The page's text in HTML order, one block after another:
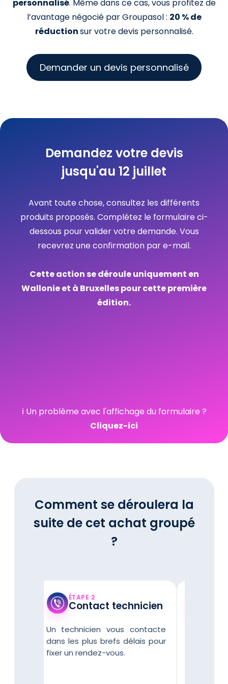
personnalisé. Même dans ce cas, vous profitez de
l’avantage négocié par Groupasol : 20 % de
réductionsur votre devis personnalisé.
Demander un devis personnalisé
Demandez votre devis
jusqu'au 12 juillet
Avant toute chose, consultez les différents
produits proposés. Complétez le formulaire ci-
dessous pour valider votre demande. Vous
recevrez une confirmation par e-mail.
Cette action se déroule uniquement en
Wallonie et à Bruxelles pour cette première
édition.
ℹ️ Un problème avec l'affichage du formulaire ?
Cliquez-ici
Comment se déroulera la
suite de cet achat groupé
?
ÉTAPE 2
Contact technicien
Un technicien vous contacte
dans les plus brefs délais pour
fixer un rendez-vous.